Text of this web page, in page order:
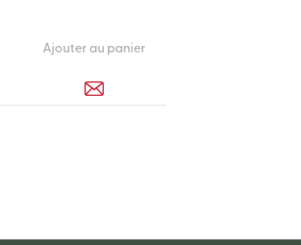
Ajouter au panier